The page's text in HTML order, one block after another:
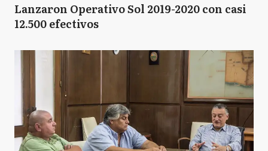
Lanzaron Operativo Sol 2019-2020 con casi
12.500 efectivos